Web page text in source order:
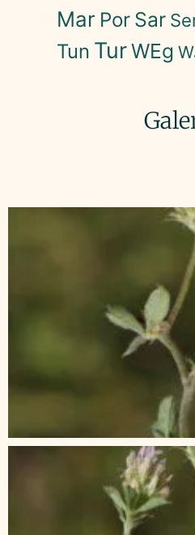
Mar Por Sar
Tun TurWEg